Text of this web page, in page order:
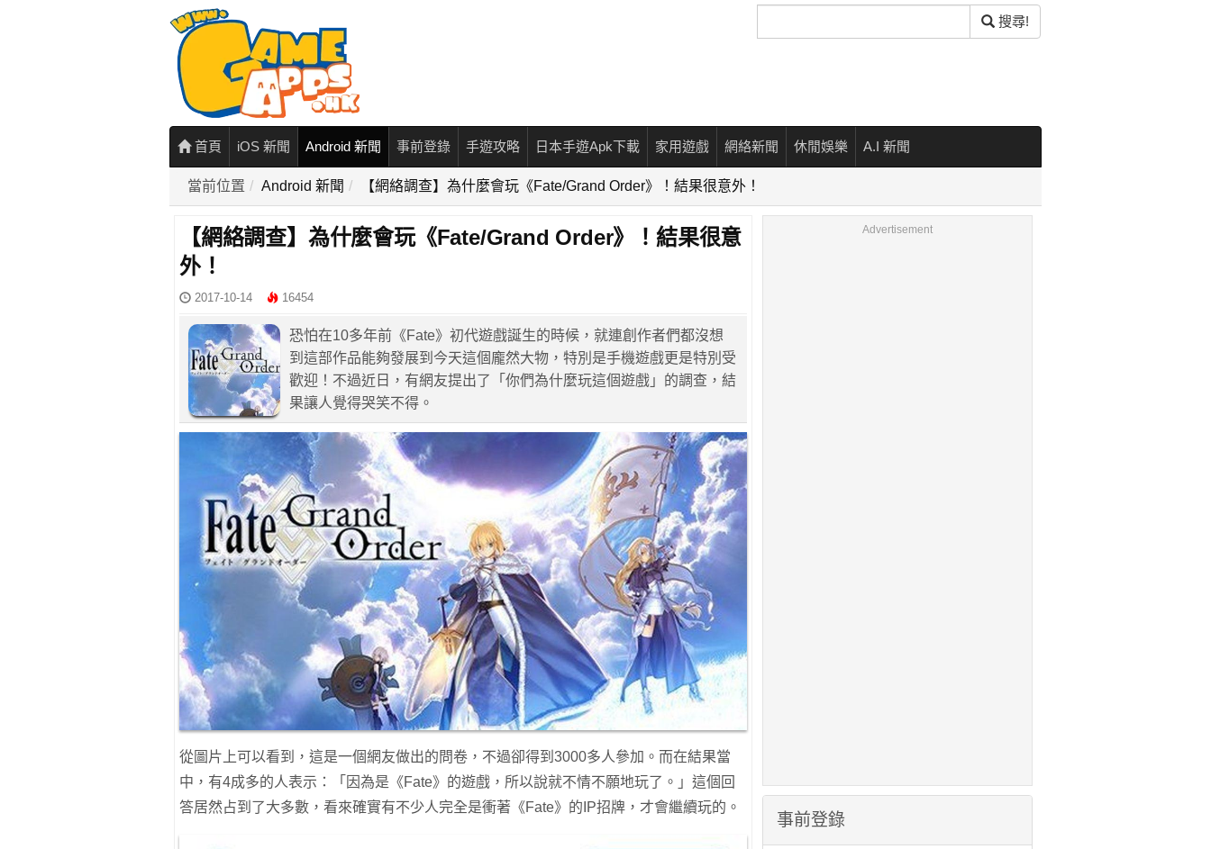
尋
搜尋!
首頁 iOS 新聞 Android 新聞 事前登錄 手遊攻略 日本手遊Apk下載 家用遊戲 網絡新聞 休閒娛樂 A.I 新聞
當前位置 Android 新聞 【網絡調查】為什麼會玩《Fate/Grand Order》！結果很意外！
【網絡調查】為什麼會玩《Fate/Grand Order》！結果很意
外！
2017-10-14 16454
恐怕在10多年前《Fate》初代遊戲誕生的時候，就連創作者們都沒想
到這部作品能夠發展到今天這個龐然大物，特別是手機遊戲更是特別受
歡迎！不過近日，有網友提出了「你們為什麼玩這個遊戲」的調查，結
果讓人覺得哭笑不得。
從圖片上可以看到，這是一個網友做出的問卷，不過卻得到3000多人參加。而在結果當
中，有4成多的人表示：「因為是《Fate》的遊戲，所以說就不情不願地玩了。」這個回
答居然占到了大多數，看來確實有不少人完全是衝著《Fate》的IP招牌，才會繼續玩的。
Advertisement
事前登錄